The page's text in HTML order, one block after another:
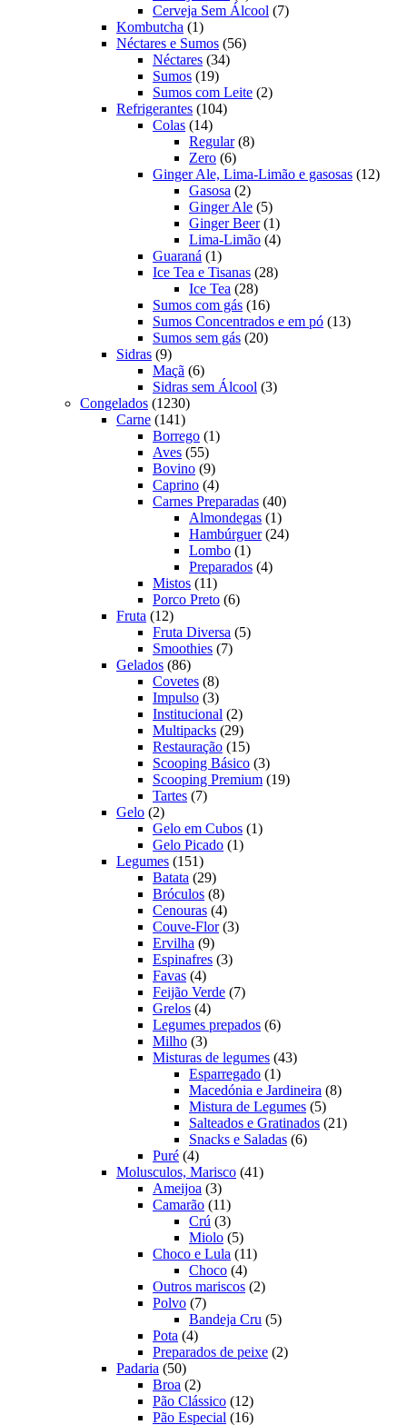
produtos
Cerveja Sem Álcool 77
Kombutcha 11
produto
Néctares e Sumos 5656
Néctares 3434
Sumos 1919
produtos
Sumos com Leite 22
Refrigerantes 104104
Colas 1414
produtos
Regular 88
Zero 66
produtos
Ginger Ale, Lima-Limão e gasosas 1212
Gasosa 22
produtos
Ginger Ale 55
produtos
Ginger Beer 11
produto
Lima-Limão 44
Guaraná 11
produto
Ice Tea e Tisanas 2828
Ice Tea 2828
produtos
Sumos com gás 1616
produtos
Sumos Concentrados e em pó 1313
Sumos sem gás 2020
Sidras 99
produtos
Maçã 66
produtos
Sidras sem Álcool 33
Congelados 12301230
produtos
Carne 141141
produtos
Borrego 11
Aves 5555
produtos
Bovino 99
produtos
Caprino 44
produtos
Carnes Preparadas 4040
produtos
Almondegas 11
produto
Hambúrguer 2424
Lombo 11
produto
Preparados 44
Mistos 1111
produtos
Porco Preto 66
Fruta 1212
produtos
Fruta Diversa 55
Smoothies 77
Gelados 8686
produtos
Covetes 88
produtos
Impulso 33
produtos
Institucional 22
produtos
Multipacks 2929
produtos
Restauração 1515
produtos
Scooping Básico 33
produtos
Scooping Premium 1919
Tartes 77
Gelo 22
produtos
Gelo em Cubos 11
Gelo Picado 11
Legumes 151151
produtos
Batata 2929
produtos
Bróculos 88
produtos
Cenouras 44
produtos
Couve-Flor 33
Ervilha 99
produtos
Espinafres 33
Favas 44
produtos
Feijão Verde 77
Grelos 44
produtos
Legumes prepados 66
Milho 33
produtos
Misturas de legumes 4343
Esparregado 11
produto
Macedónia e Jardineira 88
Mistura de Legumes 55
produtos
Salteados e Gratinados 2121
Snacks e Saladas 66
Puré 44
produtos
Molusculos, Marisco 4141
Ameijoa 33
produtos
Camarão 1111
produtos
Crú 33
produtos
Miolo 55
produtos
Choco e Lula 1111
Choco 44
produtos
Outros mariscos 22
Polvo 77
produtos
Bandeja Cru 55
Pota 44
produtos
Preparados de peixe 22
Padaria 5050
produtos
Broa 22
produtos
Pão Clássico 1212
produtos
Pão Especial 1616